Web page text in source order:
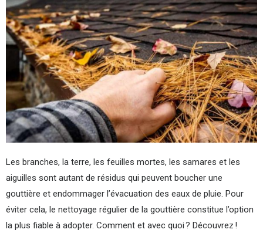
Les branches, la terre, les feuilles mortes, les samares et les
aiguilles sont autant de résidus qui peuvent boucher une
gouttière et endommager l’évacuation des eaux de pluie. Pour
éviter cela, le nettoyage régulier de la gouttière constitue l’option
la plus fiable à adopter. Comment et avec quoi ? Découvrez !